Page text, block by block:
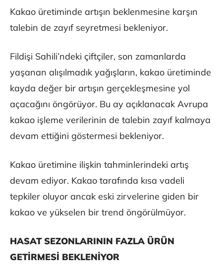
Kakao üretiminde artışın beklenmesine karşın
talebin de zayıf seyretmesi bekleniyor.
Fildişi Sahili’ndeki çiftçiler, son zamanlarda
yaşanan alışılmadık yağışların, kakao üretiminde
kayda değer bir artışın gerçekleşmesine yol
açacağını öngörüyor. Bu ay açıklanacak Avrupa
kakao işleme verilerinin de talebin zayıf kalmaya
devam ettiğini göstermesi bekleniyor.
Kakao üretimine ilişkin tahminlerindeki artış
devam ediyor. Kakao tarafında kısa vadeli
tepkiler oluyor ancak eski zirvelerine giden bir
kakao ve yükselen bir trend öngörülmüyor.
HASAT SEZONLARININ FAZLA ÜRÜN
GETİRMESİ BEKLENİYOR